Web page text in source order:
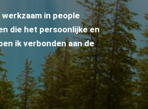
in people
die het persoonlijke en
ik verbonden aan de